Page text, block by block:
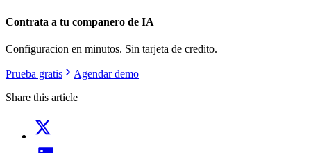
Contrata a tu companero de IA
Configuracion en minutos. Sin tarjeta de credito.
Prueba gratis
Agendar demo
Share this article